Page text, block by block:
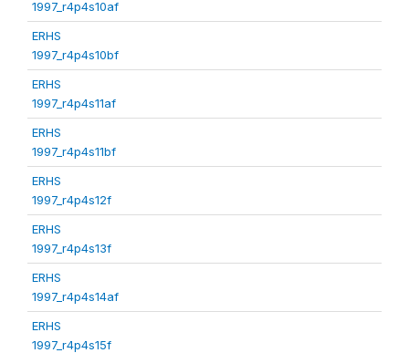
1997_r4p4s10af
ERHS
1997_r4p4s10bf
ERHS
1997_r4p4s11af
ERHS
1997_r4p4s11bf
ERHS
1997_r4p4s12f
ERHS
1997_r4p4s13f
ERHS
1997_r4p4s14af
ERHS
1997_r4p4s15f